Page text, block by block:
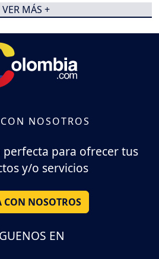
VER MÁS +
NOSOTROS
perfecta para ofrecer tus
y/o servicios
CON NOSOTROS
EN